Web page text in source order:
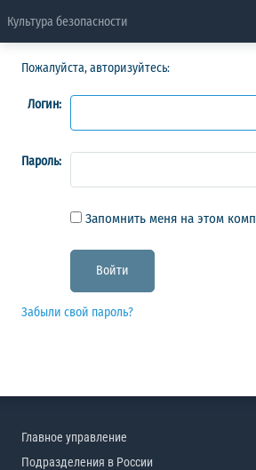
Культура безопасности
Пожалуйста, авторизуйтесь:
Логин:
Пароль:
Запомнить меня на этом
Забыли свой пароль?
Главное управление
Подразделения в России